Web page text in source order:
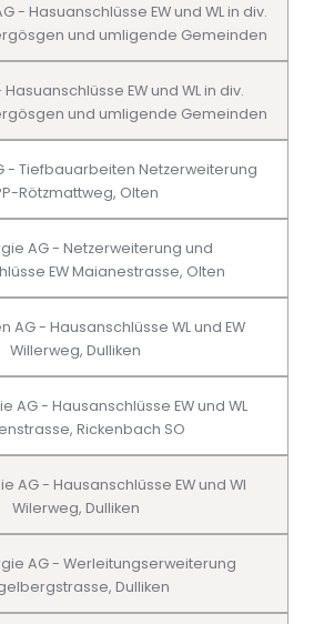
- Hasuanschlüsse EW und WL in div.
und umligende Gemeinden
EW und WL in div.
und umligende Gemeinden
- Tiefbauarbeiten Netzerweiterung
Rötzmattweg, Olten
AG - Netzerweiterung und
EW Maianestrasse, Olten
AG - Hausanschlüsse WL und EW
Willerweg, Dulliken
AG - Hausanschlüsse EW und WL
Rickenbach SO
AG - Hausanschlüsse EW und Wl
Wilerweg, Dulliken
AG - Werleitungserweiterung
Dulliken